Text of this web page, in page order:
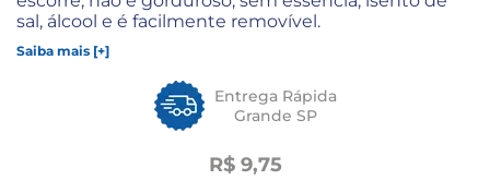
sal, álcool e é facilmente removível.
Saiba mais [+]
Entrega Rápida
Grande SP
R$ 9,75